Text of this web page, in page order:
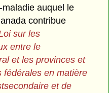
auquel le
contribue
sur les
entre le
et les provinces et
fédérales en matière
et de